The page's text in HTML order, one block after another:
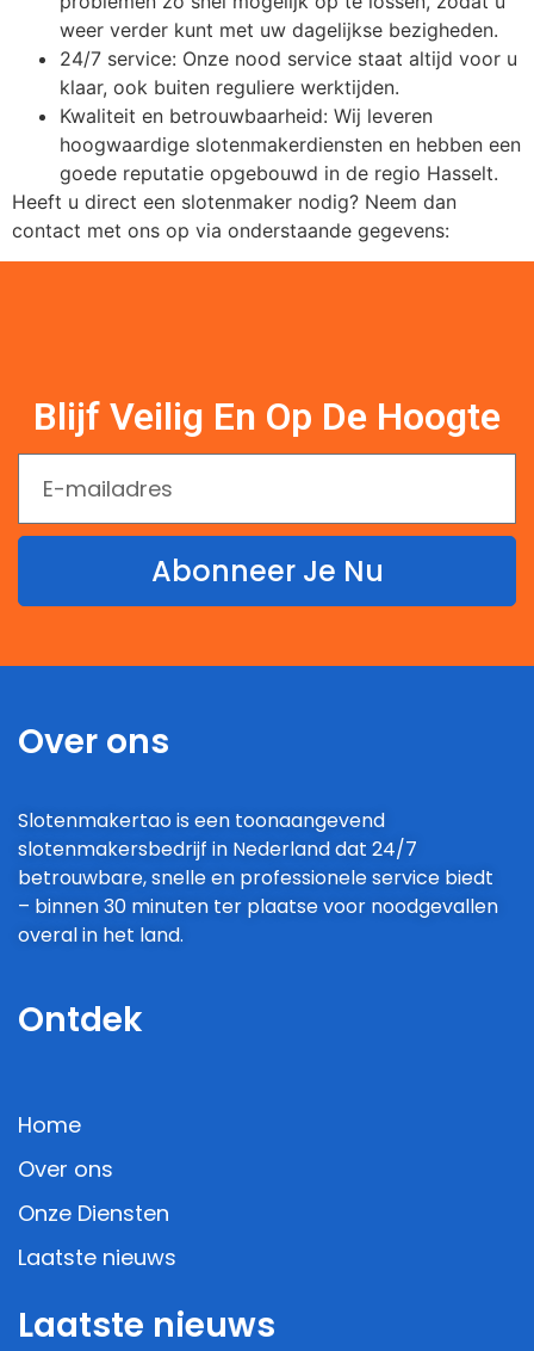
weer verder kunt met uw dagelijkse bezigheden.
24/7 service: Onze nood service staat altijd voor u
klaar, ook buiten reguliere werktijden.
Kwaliteit en betrouwbaarheid: Wij leveren
hoogwaardige slotenmakerdiensten en hebben een
goede reputatie opgebouwd in de regio Hasselt.
Heeft u direct een slotenmaker nodig? Neem dan
contact met ons op via onderstaande gegevens:
Blijf Veilig En Op De Hoogte
Abonneer Je Nu
Over ons
Slotenmakertao is een toonaangevend
slotenmakersbedrijf in Nederland dat 24/7
betrouwbare, snelle en professionele service biedt
– binnen 30 minuten ter plaatse voor noodgevallen
overal in het land.
Ontdek
Home
Over ons
Onze Diensten
Laatste nieuws
Laatste nieuws